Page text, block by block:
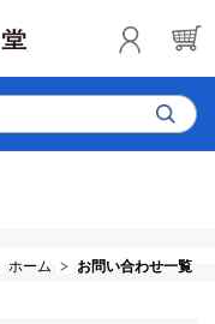
ホーム お問い合わせ一覧